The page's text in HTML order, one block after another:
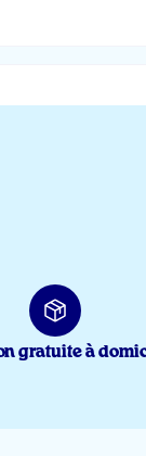
smaak. Visolie
gratuite à